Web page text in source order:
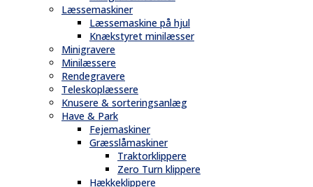
Læssemaskiner
Læssemaskine på hjul
Knækstyret minilæsser
Minigravere
Minilæssere
Rendegravere
Teleskoplæssere
Knusere & sorteringsanlæg
Have & Park
Fejemaskiner
Græsslåmaskiner
Traktorklippere
Zero Turn klippere
Hækkeklippere